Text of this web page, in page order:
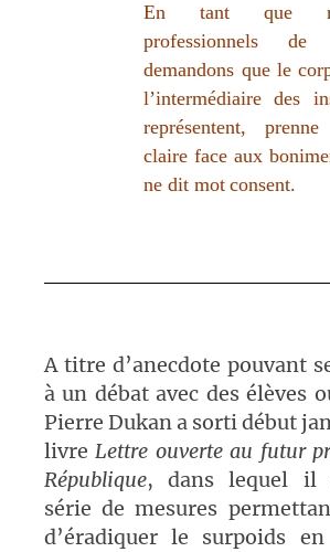
En tant que
professionnels
demandons que le
l’intermédiaire des
représentent,
claire face aux
ne dit mot consent.
A titre d’anecdote pouvant
à un débat avec des élèves
Pierre Dukan a sorti début
livreLettre ouverte au futur
République, dans lequel il
série de mesures
d’éradiquer le surpoids en